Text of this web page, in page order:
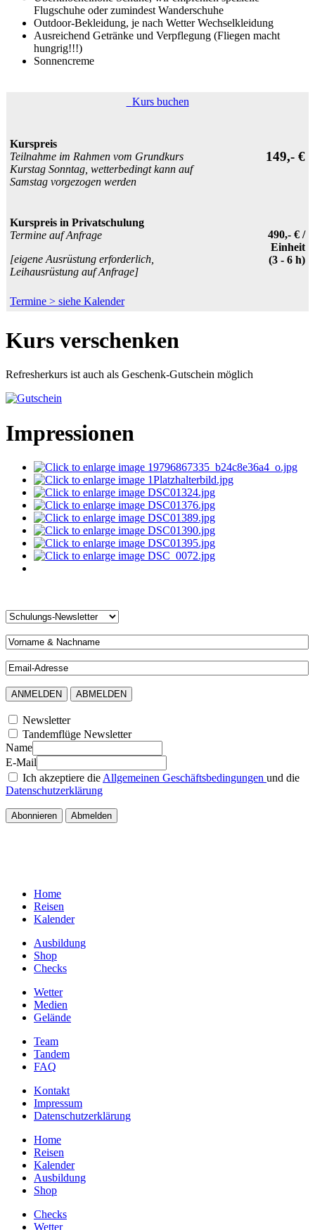
Flugschuhe oder zumindest Wanderschuhe
Outdoor-Bekleidung, je nach Wetter Wechselkleidung
Ausreichend Getränke und Verpflegung (Fliegen macht
hungrig!!!)
Sonnencreme
Kurs buchen
Kurspreis
Teilnahme im Rahmen vom Grundkurs
Kurstag Sonntag, wetterbedingt kann auf
Samstag vorgezogen werden
149,- €
Kurspreis in Privatschulung
Termine auf Anfrage
[eigene Ausrüstung erforderlich,
Leihausrüstung auf Anfrage]
490,- € /
Einheit
(3 - 6 h)
Termine > siehe Kalender
Kurs verschenken
Refresherkurs ist auch als Geschenk-Gutschein möglich
Impressionen
Newsletter
Tandemflüge Newsletter
Name
E-Mail
Ich akzeptiere die Allgemeinen Geschäftsbedingungen und die
Datenschutzerklärung
Home
Reisen
Kalender
Ausbildung
Shop
Checks
Wetter
Medien
Gelände
Team
Tandem
FAQ
Kontakt
Impressum
Datenschutzerklärung
Home
Reisen
Kalender
Ausbildung
Shop
Checks
Wetter